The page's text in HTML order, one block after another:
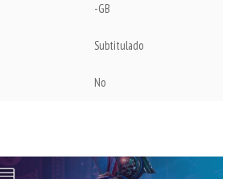
-GB
Subtitulado
No